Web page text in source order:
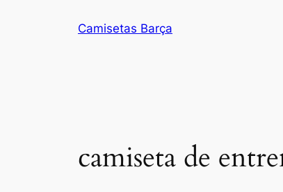
Camisetas Barça
camiseta de